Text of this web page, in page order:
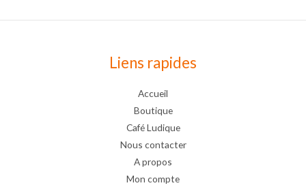
Liens rapides
Accueil
Boutique
Café Ludique
Nous contacter
A propos
Mon compte